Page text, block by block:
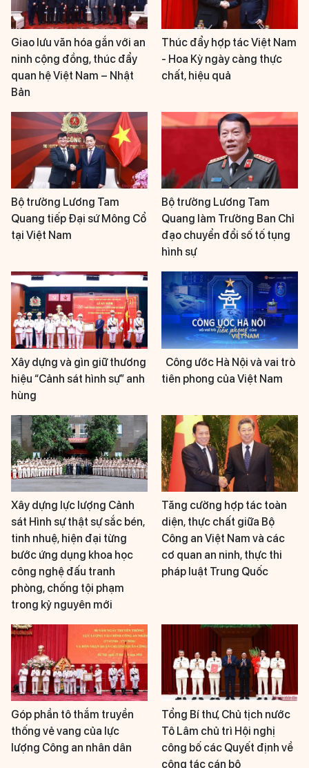
Giao lưu văn hóa gắn với an
ninh cộng đồng, thúc đẩy
quan hệ Việt Nam – Nhật
Bản
Thúc đẩy hợp tác Việt Nam
- Hoa Kỳ ngày càng thực
chất, hiệu quả
Bộ trưởng Lương Tam
Quang tiếp Đại sứ Mông Cổ
tại Việt Nam
Bộ trưởng Lương Tam
Quang làm Trưởng Ban Chỉ
đạo chuyển đổi số tố tụng
hình sự
Xây dựng và gìn giữ thương
hiệu “Cảnh sát hình sự” anh
hùng
Công ước Hà Nội và vai trò
tiên phong của Việt Nam
Xây dựng lực lượng Cảnh
sát Hình sự thật sự sắc bén,
tinh nhuệ, hiện đại từng
bước ứng dụng khoa học
công nghệ đấu tranh
phòng, chống tội phạm
trong kỷ nguyên mới
Tăng cường hợp tác toàn
diện, thực chất giữa Bộ
Công an Việt Nam và các
cơ quan an ninh, thực thi
pháp luật Trung Quốc
Góp phần tô thắm truyền
thống vẻ vang của lực
lượng Công an nhân dân
Tổng Bí thư, Chủ tịch nước
Tô Lâm chủ trì Hội nghị
công bố các Quyết định về
công tác cán bộ